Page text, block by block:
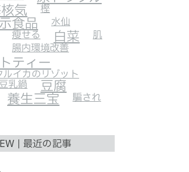
気 樫
食品 水仙
瘦せる 白菜 肌
腸内環境改善
ティー
ルイカのリゾット
豆乳鍋 豆腐
養生三宝 騙され
| 最近の記事